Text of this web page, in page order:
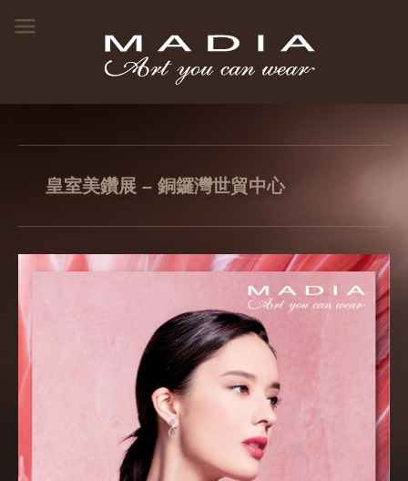
皇室美鑽展 – 銅鑼灣世貿中心